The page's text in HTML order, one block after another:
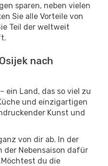
sparen, neben vielen
Sie alle Vorteile von
Teil der weltweit
nach
ein Land, das so viel zu
und einzigartigen
Kunst und
von dir ab. In der
der Nebensaison dafür
du die